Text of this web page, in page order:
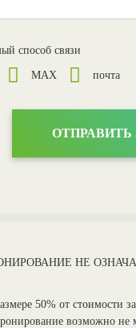
способ связи
MAX почта
НЕ
50% от стоимости
возможно не